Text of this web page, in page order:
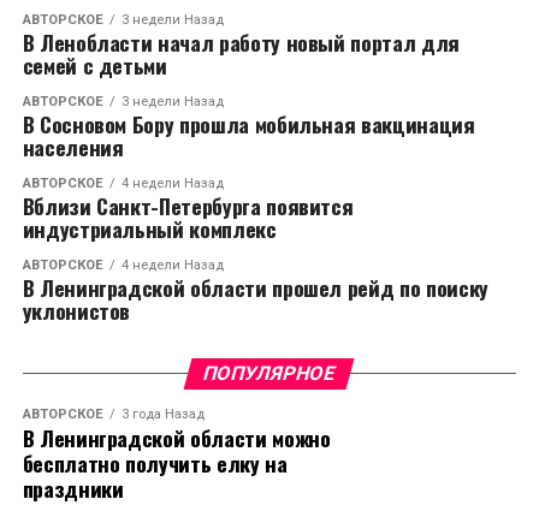
АВТОРСКОЕ 3 недели Назад
В Ленобласти начал работу новый портал для
семей с детьми
АВТОРСКОЕ 3 недели Назад
В Сосновом Бору прошла мобильная вакцинация
населения
АВТОРСКОЕ 4 недели Назад
Вблизи Санкт-Петербурга появится
индустриальный комплекс
АВТОРСКОЕ 4 недели Назад
В Ленинградской области прошел рейд по поиску
уклонистов
ПОПУЛЯРНОЕ
АВТОРСКОЕ 3 года Назад
В Ленинградской области можно
бесплатно получить елку на
праздники